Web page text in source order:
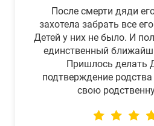
После смерти дяди
захотела забрать все
Детей у них не было. И
единственный
Пришлось делать
подтверждение
свою